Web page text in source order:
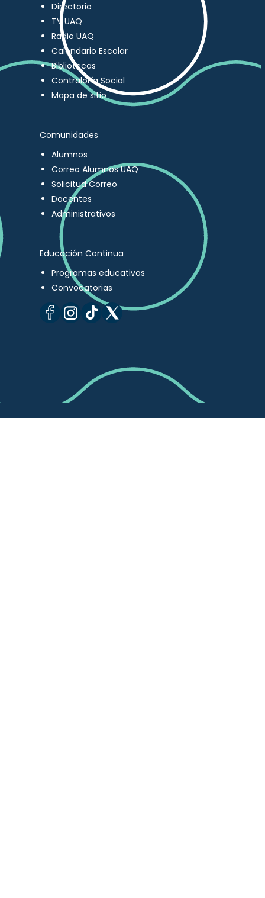
Directorio
TV UAQ
Radio UAQ
Calendario Escolar
Bibliotecas
Contraloría Social
Mapa de sitio
Comunidades
Alumnos
Correo Alumnos UAQ
Solicitud Correo
Docentes
Administrativos
Educación Continua
Programas educativos
Convocatorias